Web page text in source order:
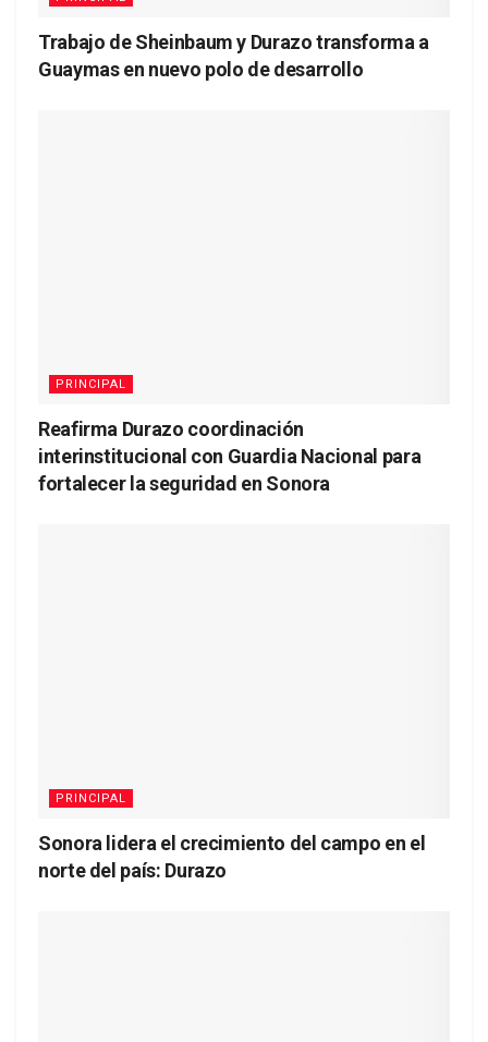
Trabajo de Sheinbaum y Durazo transforma a
Guaymas en nuevo polo de desarrollo
PRINCIPAL
Reafirma Durazo coordinación
interinstitucional con Guardia Nacional para
fortalecer la seguridad en Sonora
PRINCIPAL
Sonora lidera el crecimiento del campo en el
norte del país: Durazo